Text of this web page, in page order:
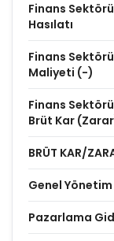
Finans
Hasılatı
Finans
Maliyeti (-)
Finans
Brüt Kar
BRÜT KAR/
Genel
Pazarlama